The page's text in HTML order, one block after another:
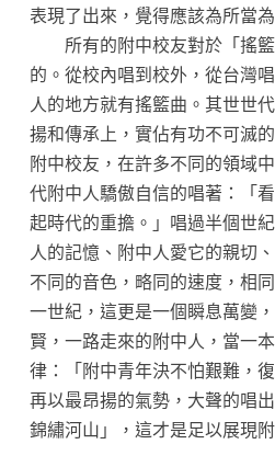
表現了出來，覺得應該為所當
所有的附中校友對於「搖籃
的。從校內唱到校外，從台灣
人的地方就有搖籃曲。其世世
揚和傳承上，實佔有功不可滅
附中校友，在許多不同的領域
代附中人驕傲自信的唱著：「
起時代的重擔。」唱過半個世
人的記憶、附中人愛它的親切
不同的音色，略同的速度，相
一世紀，這更是一個瞬息萬變
賢，一路走來的附中人，當一
律：「附中青年決不怕艱難，
再以最昂揚的氣勢，大聲的唱
錦繡河山」，這才是足以展現